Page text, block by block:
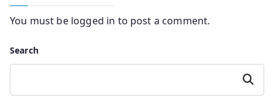
You must be logged in to post a comment.
Search
Search